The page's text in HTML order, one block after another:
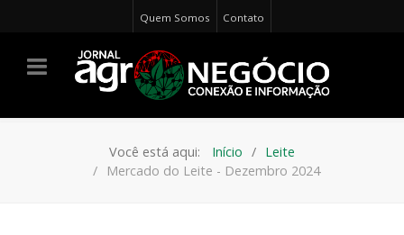
Quem Somos Contato
Você está aqui: Início
Leite
Mercado do Leite - Dezembro 2024